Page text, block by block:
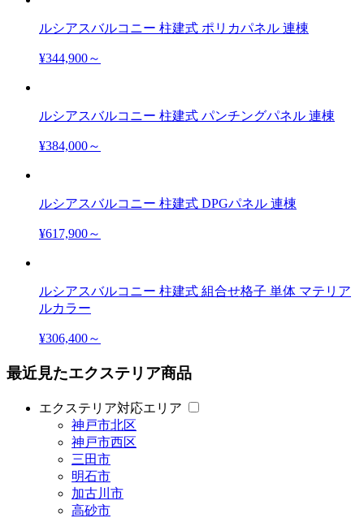
ルシアスバルコニー 柱建式 ポリカパネル 連棟
¥344,900～
ルシアスバルコニー 柱建式 パンチングパネル 連棟
¥384,000～
ルシアスバルコニー 柱建式 DPGパネル 連棟
¥617,900～
ルシアスバルコニー 柱建式 組合せ格子 単体 マテリア
ルカラー
¥306,400～
最近見たエクステリア商品
エクステリア対応エリア
神戸市北区
神戸市西区
三田市
明石市
加古川市
高砂市